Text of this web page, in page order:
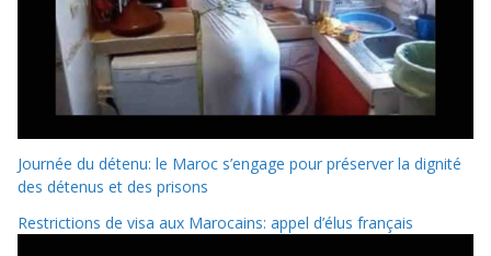
Journée du détenu: le Maroc s’engage pour préserver la dignité
des détenus et des prisons
Restrictions de visa aux Marocains: appel d’élus français